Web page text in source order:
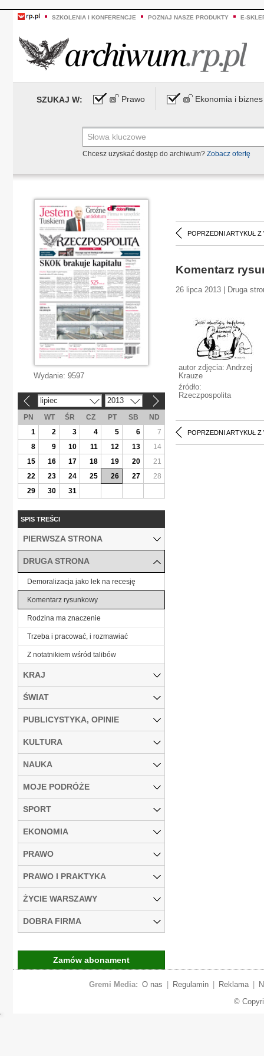
SZKOLENIA I KONFERENCJE POZNAJ NASZE PRODUKTY E-
SZUKAJ W: Prawo Ekonomia i biznes
Chcesz uzyskać dostęp do archiwum? Zobacz ofertę
POPRZEDNI ARTYKUŁ Z
Komentarz
26 lipca 2013 | Druga
autor zdjęcia: Andrzej
Krauze
źródło:
Rzeczpospolita
POPRZEDNI ARTYKUŁ Z
Wydanie: 9597
lipiec 2013
PN WT ŚR CZ PT SB
ND
1
2 3 4 5 6
7
8
9 10 11 12 13
14
15
16 17 18 19 20
21
22
23 24 25 26 27
28
29
30 31
SPIS TREŚCI
PIERWSZA STRONA
DRUGA STRONA
Demoralizacja jako lek na recesję
Komentarz rysunkowy
Rodzina ma znaczenie
Trzeba i pracować, i rozmawiać
Z notatnikiem wśród talibów
KRAJ
ŚWIAT
PUBLICYSTYKA, OPINIE
KULTURA
NAUKA
MOJE PODRÓŻE
SPORT
EKONOMIA
PRAWO
PRAWO I PRAKTYKA
ŻYCIE WARSZAWY
DOBRA FIRMA
Zamów abonament
Gremi Media: O nas Regulamin Reklama
©